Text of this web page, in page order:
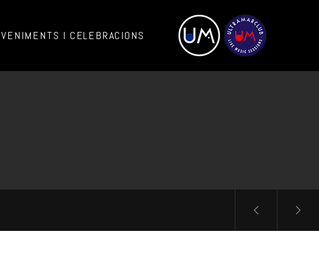
I CELEBRACIONS